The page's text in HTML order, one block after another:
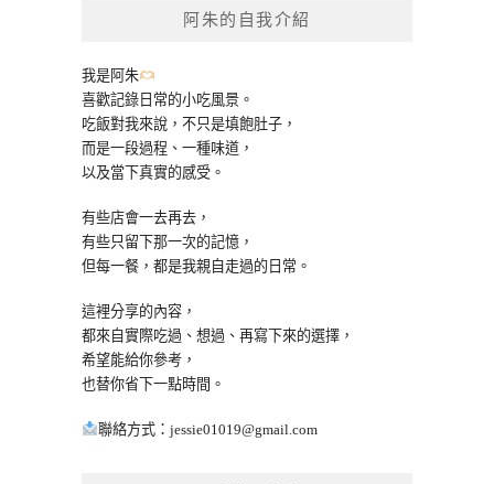
阿朱的自我介紹
我是阿朱
喜歡記錄日常的小吃風景。
吃飯對我來說，不只是填飽肚子，
而是一段過程、一種味道，
以及當下真實的感受。
有些店會一去再去，
有些只留下那一次的記憶，
但每一餐，都是我親自走過的日常。
這裡分享的內容，
都來自實際吃過、想過、再寫下來的選擇，
希望能給你參考，
也替你省下一點時間。
聯絡方式： jessie01019@gmail.com